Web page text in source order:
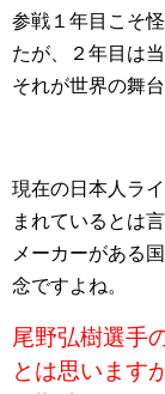
参戦１年目こそ
たが、２年目は
それが世界の舞
現在の日本人ラ
まれているとは
メーカーがある
念ですよね。
尾野弘樹選手
とは思います